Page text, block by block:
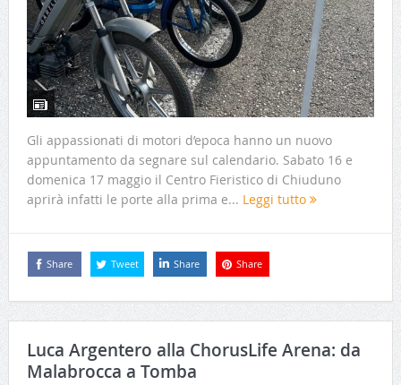
Gli appassionati di motori d’epoca hanno un nuovo
appuntamento da segnare sul calendario. Sabato 16 e
domenica 17 maggio il Centro Fieristico di Chiuduno
aprirà infatti le porte alla prima e... Leggi tutto
Share Tweet Share Share
Luca Argentero alla ChorusLife Arena: da
Malabrocca a Tomba